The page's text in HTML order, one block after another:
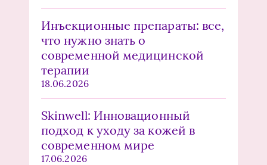
Инъекционные препараты: все,
что нужно знать о
современной медицинской
терапии
18.06.2026
Skinwell: Инновационный
подход к уходу за кожей в
современном мире
17.06.2026